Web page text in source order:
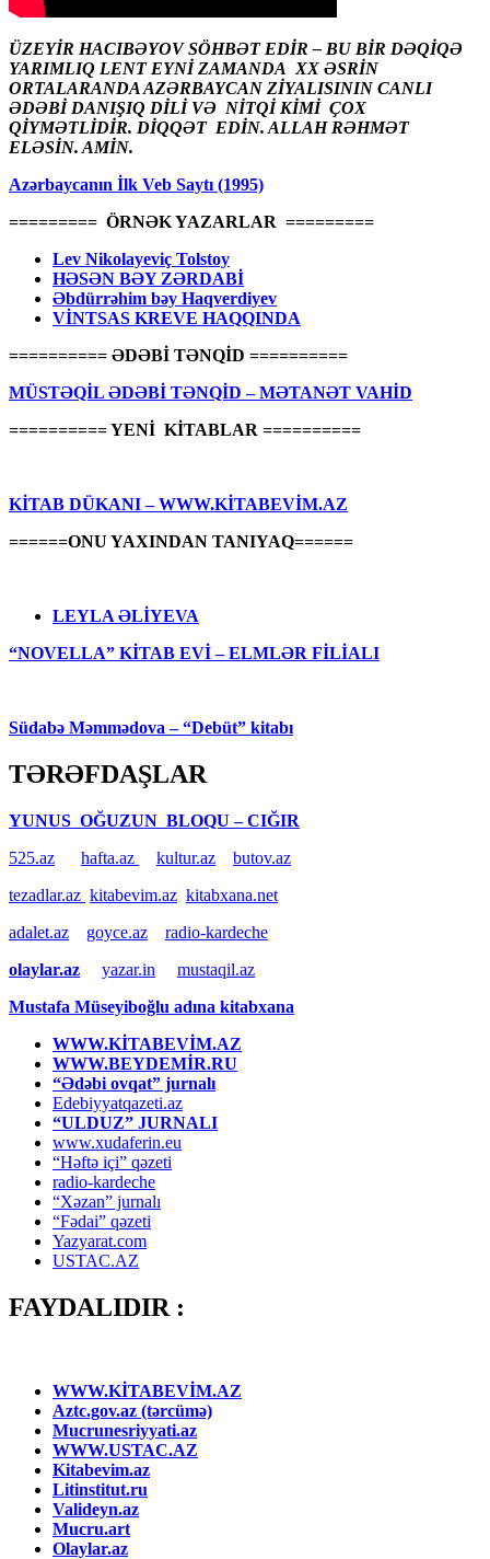
ÜZEYİR HACIBƏYOV SÖHBƏT EDİR – BU BİR DƏQİQƏ
YARIMLIQ LENT EYNİ ZAMANDA XX ƏSRİN
ORTALARANDA AZƏRBAYCAN ZİYALISININ CANLI
ƏDƏBİ DANIŞIQ DİLİ VƏ NİTQİ KİMİ ÇOX
QİYMƏTLİDİR. DİQQƏT EDİN. ALLAH RƏHMƏT
ELƏSİN. AMİN.
Azərbaycanın İlk Veb Saytı (1995)
========= ÖRNƏK YAZARLAR =========
Lev Nikolayeviç Tolstoy
HƏSƏN BƏY ZƏRDABİ
Əbdürrəhim bəy Haqverdiyev
VİNTSAS KREVE HAQQINDA
========== ƏDƏBİ TƏNQİD ==========
MÜSTƏQİL ƏDƏBİ TƏNQİD – MƏTANƏT VAHİD
========== YENİ KİTABLAR ==========
KİTAB DÜKANI – WWW.KİTABEVİM.AZ
======ONU YAXINDAN TANIYAQ======
LEYLA ƏLİYEVA
“NOVELLA” KİTAB EVİ – ELMLƏR FİLİALI
Südabə Məmmədova – “Debüt” kitabı
TƏRƏFDAŞLAR
YUNUS OĞUZUN BLOQU – CIĞIR
525.az
hafta.az kultur.az
butov.az
tezadlar.az kitabevim.az kitabxana.net
adalet.az
goyce.az
radio-kardeche
olaylar.az
yazar.in
mustaqil.az
Mustafa Müseyiboğlu adına kitabxana
WWW.KİTABEVİM.AZ
WWW.BEYDEMİR.RU
“Ədəbi ovqat” jurnalı
Edebiyyatqazeti.az
“ULDUZ” JURNALI
www.xudaferin.eu
“Həftə içi” qəzeti
radio-kardeche
“Xəzan” jurnalı
“Fədai” qəzeti
Yazyarat.com
USTAC.AZ
FAYDALIDIR :
WWW.KİTABEVİM.AZ
Aztc.gov.az (tərcümə)
Mucrunesriyyati.az
WWW.USTAC.AZ
Kitabevim.az
Litinstitut.ru
Valideyn.az
Mucru.art
Olaylar.az